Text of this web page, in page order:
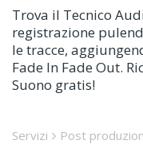
Trova il Tecnico
registrazione
le tracce,
Fade In Fade Out.
Suono gratis!
Servizi Post